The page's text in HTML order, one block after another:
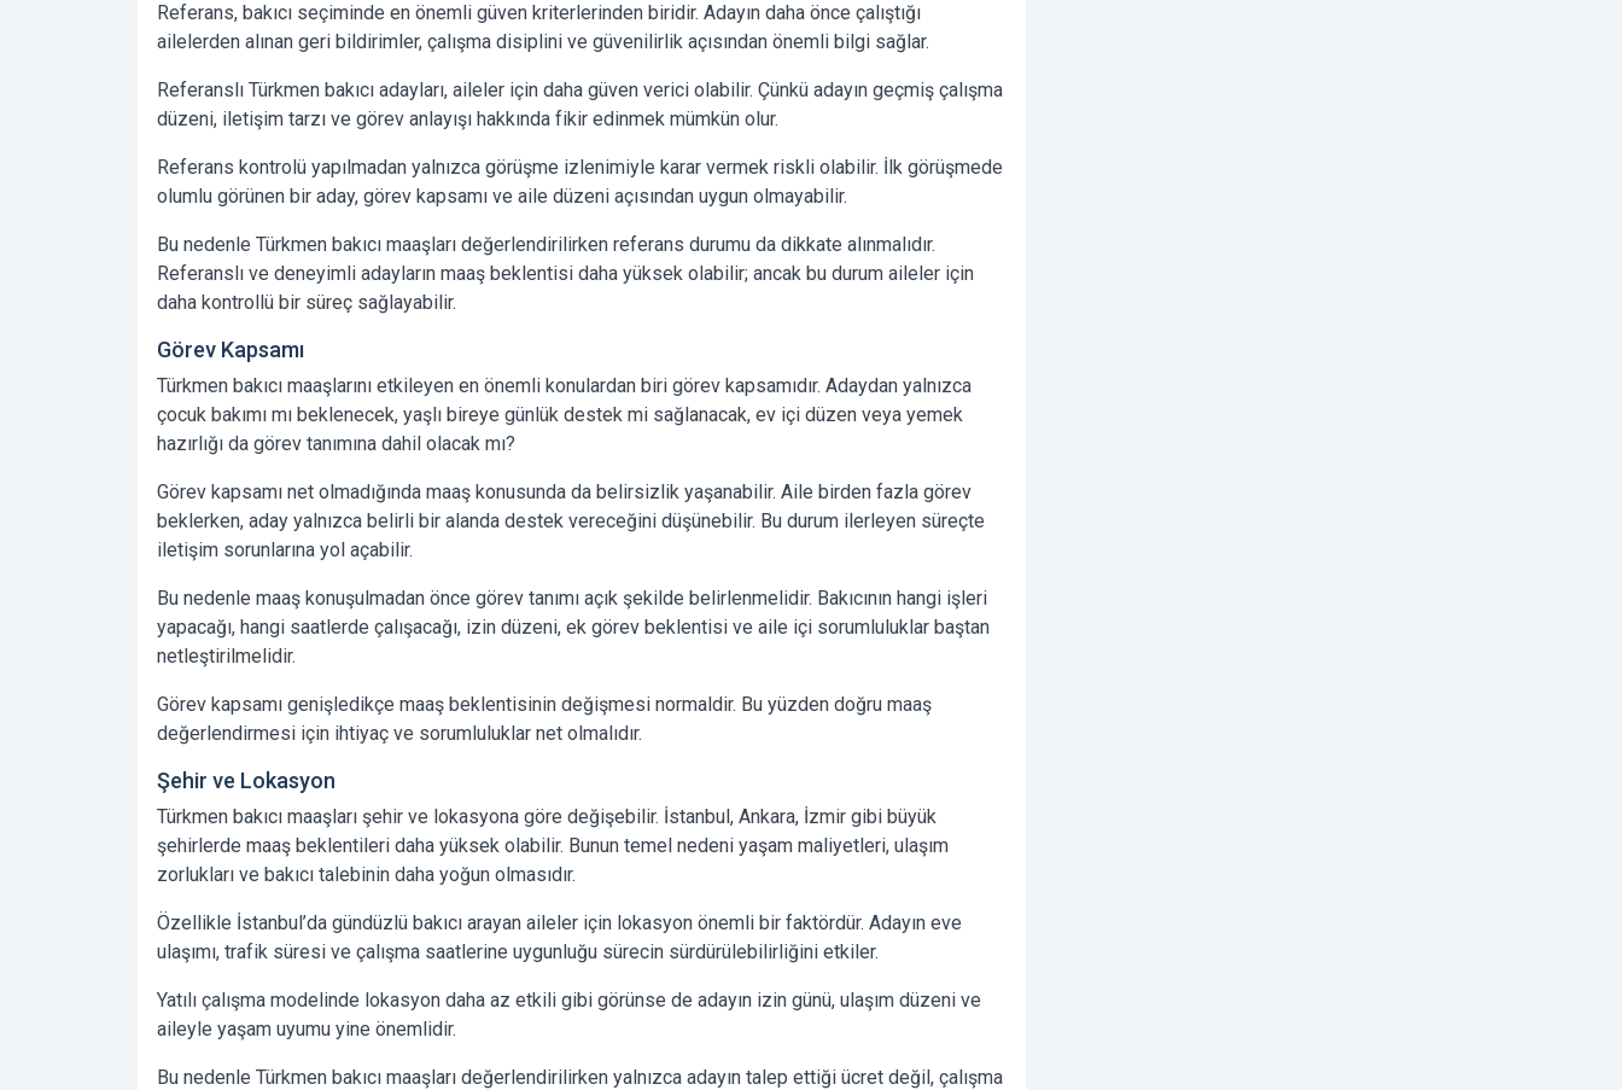
Referans, bakıcı seçiminde en önemli güven kriterlerinden biridir. Adayın daha önce çalıştığı
ailelerden alınan geri bildirimler, çalışma disiplini ve güvenilirlik açısından önemli bilgi sağlar.
Referanslı Türkmen bakıcı adayları, aileler için daha güven verici olabilir. Çünkü adayın geçmiş çalışma
düzeni, iletişim tarzı ve görev anlayışı hakkında fikir edinmek mümkün olur.
Referans kontrolü yapılmadan yalnızca görüşme izlenimiyle karar vermek riskli olabilir. İlk görüşmede
olumlu görünen bir aday, görev kapsamı ve aile düzeni açısından uygun olmayabilir.
Bu nedenle Türkmen bakıcı maaşları değerlendirilirken referans durumu da dikkate alınmalıdır.
Referanslı ve deneyimli adayların maaş beklentisi daha yüksek olabilir; ancak bu durum aileler için
daha kontrollü bir süreç sağlayabilir.
Görev Kapsamı
Türkmen bakıcı maaşlarını etkileyen en önemli konulardan biri görev kapsamıdır. Adaydan yalnızca
çocuk bakımı mı beklenecek, yaşlı bireye günlük destek mi sağlanacak, ev içi düzen veya yemek
hazırlığı da görev tanımına dahil olacak mı?
Görev kapsamı net olmadığında maaş konusunda da belirsizlik yaşanabilir. Aile birden fazla görev
beklerken, aday yalnızca belirli bir alanda destek vereceğini düşünebilir. Bu durum ilerleyen süreçte
iletişim sorunlarına yol açabilir.
Bu nedenle maaş konuşulmadan önce görev tanımı açık şekilde belirlenmelidir. Bakıcının hangi işleri
yapacağı, hangi saatlerde çalışacağı, izin düzeni, ek görev beklentisi ve aile içi sorumluluklar baştan
netleştirilmelidir.
Görev kapsamı genişledikçe maaş beklentisinin değişmesi normaldir. Bu yüzden doğru maaş
değerlendirmesi için ihtiyaç ve sorumluluklar net olmalıdır.
Şehir ve Lokasyon
Türkmen bakıcı maaşları şehir ve lokasyona göre değişebilir. İstanbul, Ankara, İzmir gibi büyük
şehirlerde maaş beklentileri daha yüksek olabilir. Bunun temel nedeni yaşam maliyetleri, ulaşım
zorlukları ve bakıcı talebinin daha yoğun olmasıdır.
Özellikle İstanbul’da gündüzlü bakıcı arayan aileler için lokasyon önemli bir faktördür. Adayın eve
ulaşımı, trafik süresi ve çalışma saatlerine uygunluğu sürecin sürdürülebilirliğini etkiler.
Yatılı çalışma modelinde lokasyon daha az etkili gibi görünse de adayın izin günü, ulaşım düzeni ve
aileyle yaşam uyumu yine önemlidir.
Bu nedenle Türkmen bakıcı maaşları değerlendirilirken yalnızca adayın talep ettiği ücret değil, çalışma